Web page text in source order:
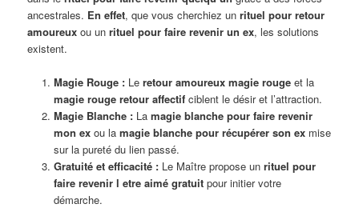
ancestrales. En effet, que vous cherchiez unrituel pour retour
amoureux ou unrituel pour faire revenir un ex, les solutions
existent.
Magie Rouge :Le retour amoureux magie rougeet la
magie rouge retour affectifciblent le désir et l’attraction.
Magie Blanche :La magie blanche pour faire revenir
mon exou la magie blanche pour récupérer son exmise
sur la pureté du lien passé.
Gratuité et efficacité :Le Maître propose un rituel pour
faire revenir l etre aimé gratuitpour initier votre
démarche.